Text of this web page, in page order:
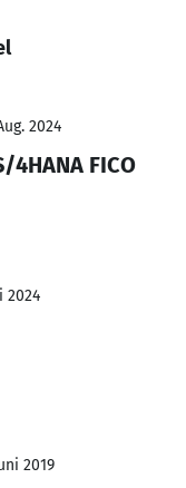
2024
FICO
2024
2019